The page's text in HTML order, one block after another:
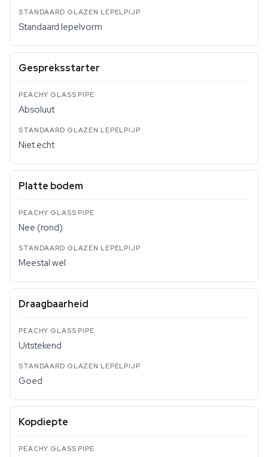
Standaard lepelvorm
Gespreksstarter
Absoluut
Niet echt
Platte bodem
Nee (rond)
Meestal wel
Draagbaarheid
Uitstekend
Goed
Kopdiepte